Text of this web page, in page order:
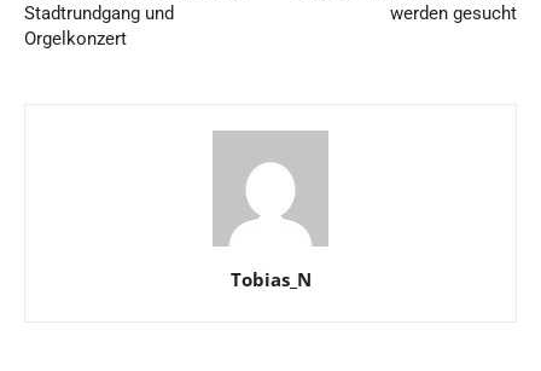
Stadtrundgang und
Orgelkonzert
werden gesucht
Tobias_N